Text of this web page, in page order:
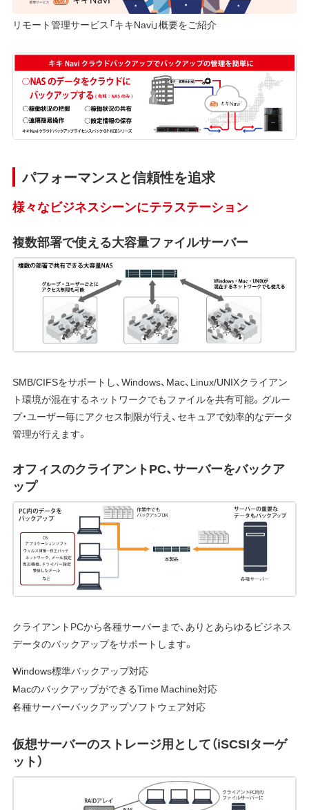
リモート管理サービス「キキNavi」概要をご紹介
パフォーマンスと信頼性を追求
様々なビジネスシーンにテラステーション
複数部署で使える大容量ファイルサーバー
SMB/CIFSをサポートし、Windows、Mac、Linux/UNIXクライアン
ト環境が混在するネットワークでもファイルを共有可能。グルー
プ・ユーザー毎にアクセス制限が行え、セキュアで効率的なデータ
管理が行えます。
オフィスのクライアントPC、サーバーをバックア
ップ
クライアントPCから各種サーバーまで、ありとあらゆるビジネス
データのバックアップをサポートします。
Windows標準バックアップ対応
MacのバックアップができるTime Machine対応
各種サーバーバックアップソフトウェア対応
仮想サーバーのストレージ用として（iSCSIターゲ
ット）